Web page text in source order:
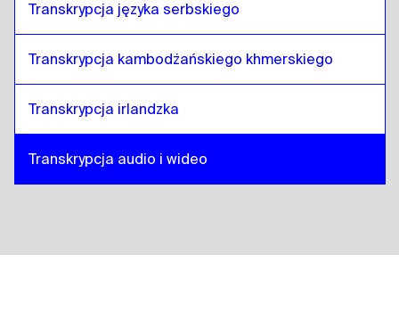
Transkrypcja języka serbskiego
Transkrypcja kambodżańskiego khmerskiego
Transkrypcja irlandzka
Transkrypcja audio i wideo